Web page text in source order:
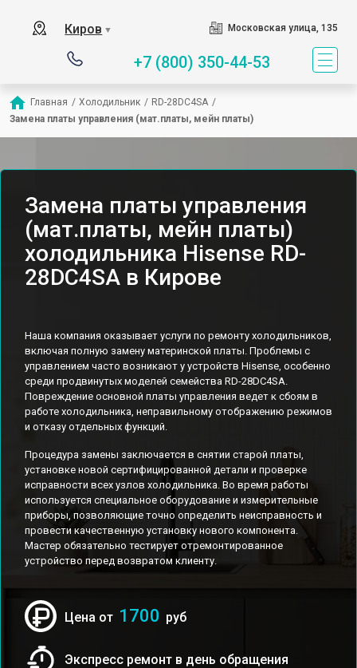
Киров ▼ Московская улица, 135
+7 (800) 350-44-53
Главная / Холодильник / RD-28DC4SA /
Замена платы управления (мат.платы, мейн платы)
Замена платы управления
(мат.платы, мейн платы)
холодильника Hisense RD-
28DC4SA в Кирове
Наша компания оказывает услуги по ремонту холодильников,
включая полную замену материнской платы. Проблемы с
управлением часто возникают у устройств Hisense, особенно
среди продвинутых моделей семейства RD-28DC4SA.
Повреждение основной платы управления ведет к сбоям в
работе холодильника, неправильному отображению режимов
и отказу отдельных функций.
Процедура замены заключается в снятии старой платы,
установке новой сертифицированной детали и проверке
исправности всех узлов холодильника. Во время работы
используется специальное оборудование и измерительные
приборы, позволяющие точно определить неисправность и
провести качественную установку нового компонента.
Мастер обязательно тестирует отремонтированное
устройство перед возвратом клиенту.
Цена от 1700 руб
Экспресс ремонт в день обращения